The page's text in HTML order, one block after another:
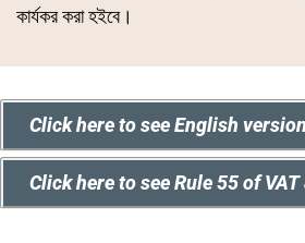
কার্যকর করা হইবে।
Click here to see English version
Click here to see Rule 55 of